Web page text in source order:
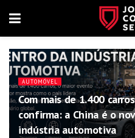
AUTOMÓVEL
Com mais de 1.400
confirma: a China é o
indústria automotiva